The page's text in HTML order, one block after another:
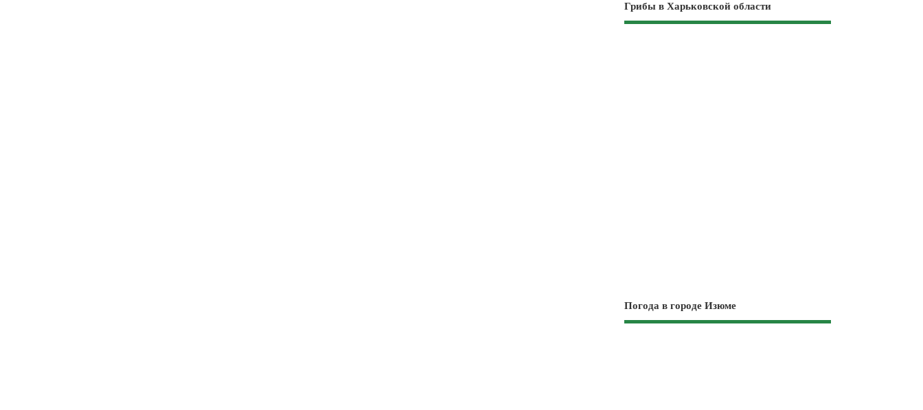
Грибы в Харьковской области
Погода в городе Изюме